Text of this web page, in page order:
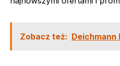
Zobacz też: